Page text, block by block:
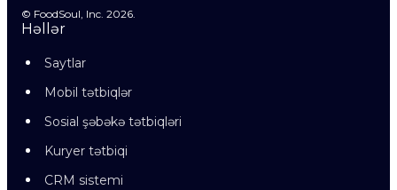
© FoodSoul, Inc. 2026.
Həllər
Saytlar
Mobil tətbiqlər
Sosial şəbəkə tətbiqləri
Kuryer tətbiqi
CRM sistemi